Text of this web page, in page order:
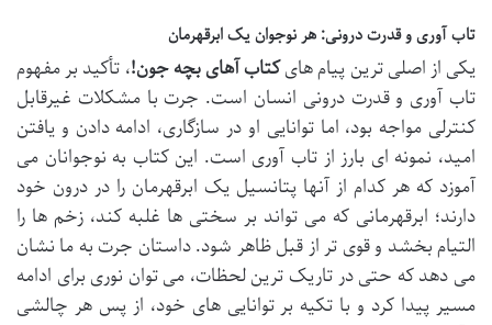
تاب آوری و قدرت درونی: هر نوجوان یک ابرقهرمان
یکی از اصلی ترین پیام هایکتاب آهای بچه جون!، تأکید بر مفهوم
تاب آوری و قدرت درونی انسان است. جرت با مشکلات غیرقابل
کنترلی مواجه بود، اما توانایی او در سازگاری، ادامه دادن و یافتن
امید، نمونه ای بارز از تاب آوری است. این کتاب به نوجوانان می
آموزد که هر کدام از آنها پتانسیل یک ابرقهرمان را در درون خود
دارند؛ ابرقهرمانی که می تواند بر سختی ها غلبه کند، زخم ها را
التیام بخشد و قوی تر از قبل ظاهر شود. داستان جرت به ما نشان
می دهد که حتی در تاریک ترین لحظات، می توان نوری برای ادامه
مسیر پیدا کرد و با تکیه بر توانایی های خود، از پس هر چالشی